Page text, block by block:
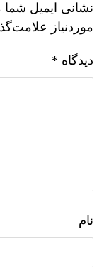
نشانی ایمیل
موردنیاز
دیدگاه *
نام